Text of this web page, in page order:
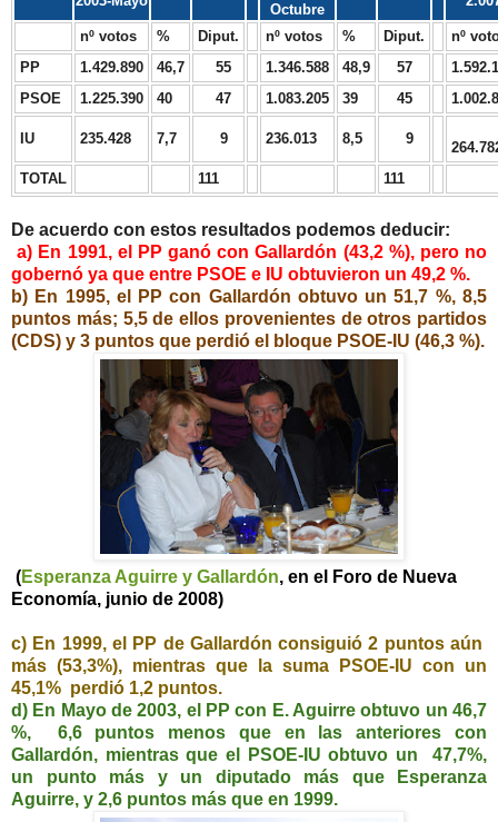
Octubre
nº votos % Diput. nº votos % Diput.
nº
PP
1.429.890 46,7 55 1.346.588 48,9 57
PSOE
1.225.390 40 47 1.083.205 39 45
IU 235.428 7,7 9 236.013 8,5 9
TOTAL
111 111
De acuerdo con estos resultados podemos deducir:
a) En 1991, el PP ganó con Gallardón (43,2 %), pero no
gobernó ya que entre PSOE e IU obtuvieron un 49,2 %.
b) En 1995, el PP con Gallardón obtuvo un 51,7 %, 8,5
puntos más; 5,5 de ellos provenientes de otros partidos
(CDS) y 3 puntos que perdió el bloque PSOE-IU (46,3 %).
(Esperanza Aguirre y Gallardón, en el Foro de Nueva
Economía, junio de 2008)
c) En 1999, el PP de Gallardón consiguió 2 puntos aún
más (53,3%), mientras que la suma PSOE-IU con un
45,1% perdió 1,2 puntos.
d) En Mayo de 2003, el PP con E. Aguirre obtuvo un 46,7
%, 6,6 puntos menos que en las anteriores con
Gallardón, mientras que el PSOE-IU obtuvo un 47,7%,
un punto más y un diputado más que Esperanza
Aguirre, y 2,6 puntos más que en 1999.